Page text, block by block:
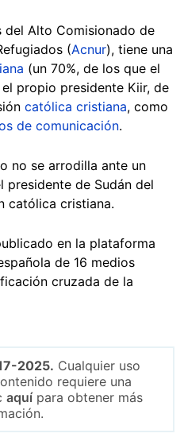
del Alto Comisionado de
(Acnur), tiene una
(un 70%, de los que el
propio presidente Kiir, de
católica cristiana, como
de comunicación.
no se arrodilla ante un
presidente de Sudán del
católica cristiana.
en la plataforma
de 16 medios
cruzada de la
2025. Cualquier uso
requiere una
aquípara obtener más